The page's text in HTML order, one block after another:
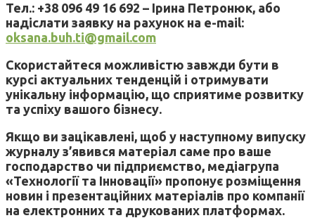
Тел.: +38 096 49 16 692 – Ірина Петронюк, або
надіслати заявку на рахунок на e-mail:
oksana.buh.ti@gmail.com
Скористайтеся можливістю завжди бути в
курсі актуальних тенденцій і отримувати
унікальну інформацію, що сприятиме розвитку
та успіху вашого бізнесу.
Якщо ви зацікавлені, щоб у наступному випуску
журналу з’явився матеріал саме про ваше
господарство чи підприємство, медіагрупа
«Технології та Інновації» пропонує розміщення
новин і презентаційних матеріалів про компанії
на електронних та друкованих платформах.